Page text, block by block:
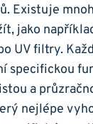
Existuje
jako
UV filtry.‌
specifickou
a
nejlépe